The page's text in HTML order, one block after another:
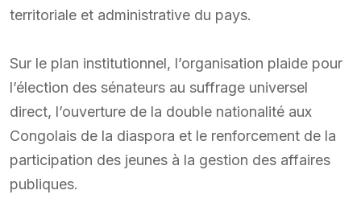
territoriale et administrative du pays.
Sur le plan institutionnel, l’organisation plaide pour
l’élection des sénateurs au suffrage universel
direct, l’ouverture de la double nationalité aux
Congolais de la diaspora et le renforcement de la
participation des jeunes à la gestion des affaires
publiques.